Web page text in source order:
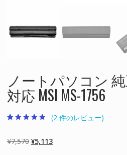
ノートパソコン
対応 MSI MS-1756
評価のうち、
5.00点
(2 件のレビュー)
¥7,570 元
¥5,113現